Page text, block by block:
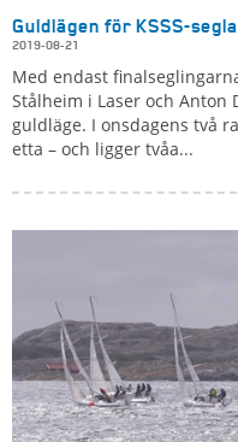
Guldlägen för KSSS-
2019-08-21
Med endast
Stålheim i Laser och Anton
guldläge. I onsdagens två
etta – och ligger tvåa...